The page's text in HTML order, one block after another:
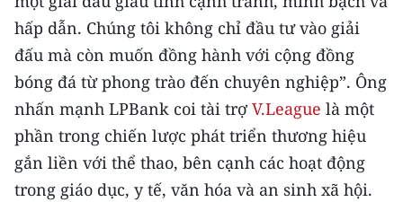
Trung du và miền núi phía Bắc
Đồng bằng sông Hồng
Bắc Trung Bộ
Duyên hải Nam Trung Bộ và Tây
Nguyên
hấp dẫn. Chúng tôi không chỉ đầu tư vào giải
đấu mà còn muốn đồng hành với cộng đồng
bóng đá từ phong trào đến chuyên nghiệp”. Ông
nhấn mạnh LPBank coi tài trợ V.League là một
phần trong chiến lược phát triển thương hiệu
gắn liền với thể thao, bên cạnh các hoạt động
trong giáo dục, y tế, văn hóa và an sinh xã hội.